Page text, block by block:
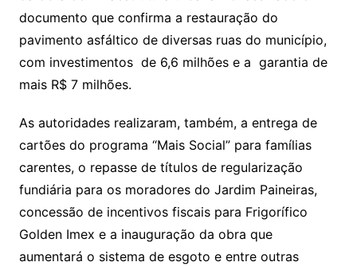
documento que confirma a restauração do
pavimento asfáltico de diversas ruas do município,
com investimentos de 6,6 milhões e a garantia de
mais R$ 7 milhões.
As autoridades realizaram, também, a entrega de
cartões do programa “Mais Social” para famílias
carentes, o repasse de títulos de regularização
fundiária para os moradores do Jardim Paineiras,
concessão de incentivos fiscais para Frigorífico
Golden Imex e a inauguração da obra que
aumentará o sistema de esgoto e entre outras